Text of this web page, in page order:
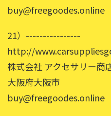
buy@freegoodes.online
21）----------------
http://
株式会社 アクセサリー商
大阪府大阪市
buy@freegoodes.online